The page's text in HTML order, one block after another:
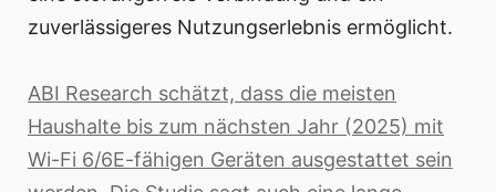
zuverlässigeres Nutzungserlebnis ermöglicht.
ABI Research schätzt, dass die meisten
Haushalte bis zum nächsten Jahr (2025) mit
Wi-Fi 6/6E-fähigen Geräten ausgestattet sein